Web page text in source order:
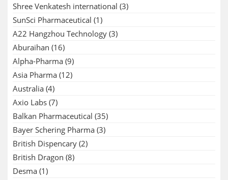
Shree Venkatesh international (3)
SunSci Pharmaceutical (1)
A22 Hangzhou Technology (3)
Aburaihan (16)
Alpha-Pharma (9)
Asia Pharma (12)
Australia (4)
Axio Labs (7)
Balkan Pharmaceutical (35)
Bayer Schering Pharma (3)
British Dispencary (2)
British Dragon (8)
Desma (1)